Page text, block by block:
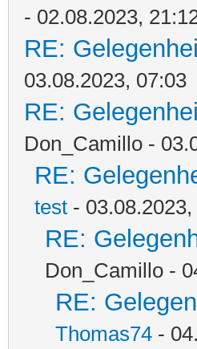
- 02.08.2023,
RE:
03.08.2023, 07:03
RE:
Don_Camillo -
RE:
test -
RE:
Don_Camillo -
RE:
Thomas74 -